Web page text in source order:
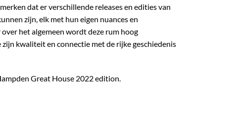
dat er verschillende releases en edities van
zijn, elk met hun eigen nuances en
het algemeen wordt deze rum hoog
zijn kwaliteit en connectie met de rijke geschiedenis
Great House 2022 edition.